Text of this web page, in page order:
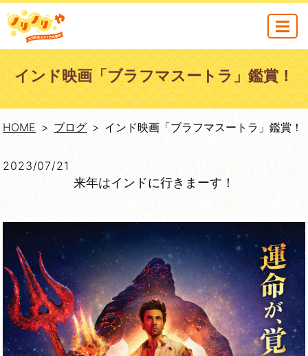
MENU
インド映画「ブラフマスートラ」鑑賞！
HOME ブログ インド映画「ブラフマスートラ」鑑賞！
2023/07/21
来年はインドに行きまーす！